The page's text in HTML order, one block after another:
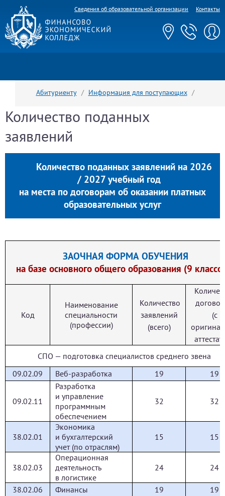
Сведения об образовательной организации Контакты
Абитуриенту
Информация для поступающих
Количество поданных
заявлений
Количество поданных заявлений на 2026
/ 2027 учебный год
на места по договорам об оказании платных
образовательных услуг
ЗАОЧНАЯ ФОРМА ОБУЧЕНИЯ
на базе основного общего образования (9
Код
Наименование
специальности
(профессии)
Количество
заявлений
(всего)
(с
СПО — подготовка специалистов среднего звена
09.02.09
Веб-разработка 19 19
09.02.11
Разработка
и управление
программным
обеспечением
32 32
38.02.01
Экономика
и бухгалтерский
учет (по отраслям)
15 15
38.02.03
Операционная
деятельность
в логистике
24 24
38.02.06 Финансы 19
19